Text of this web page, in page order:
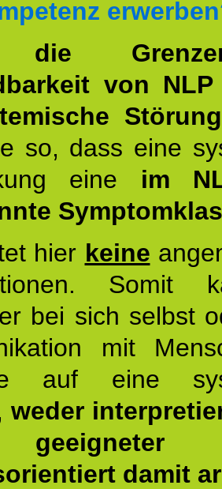
die
von NLP
so, dass eine
eine im
hier keine
Somit
bei sich selbst
mit
auf eine
weder
damit